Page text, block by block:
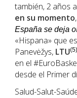
también, 2 años
en su momento
España se deja
«Hispana» que
Panevėžys, LTU(5)
en el
desde el Primer
Salud-Salut-